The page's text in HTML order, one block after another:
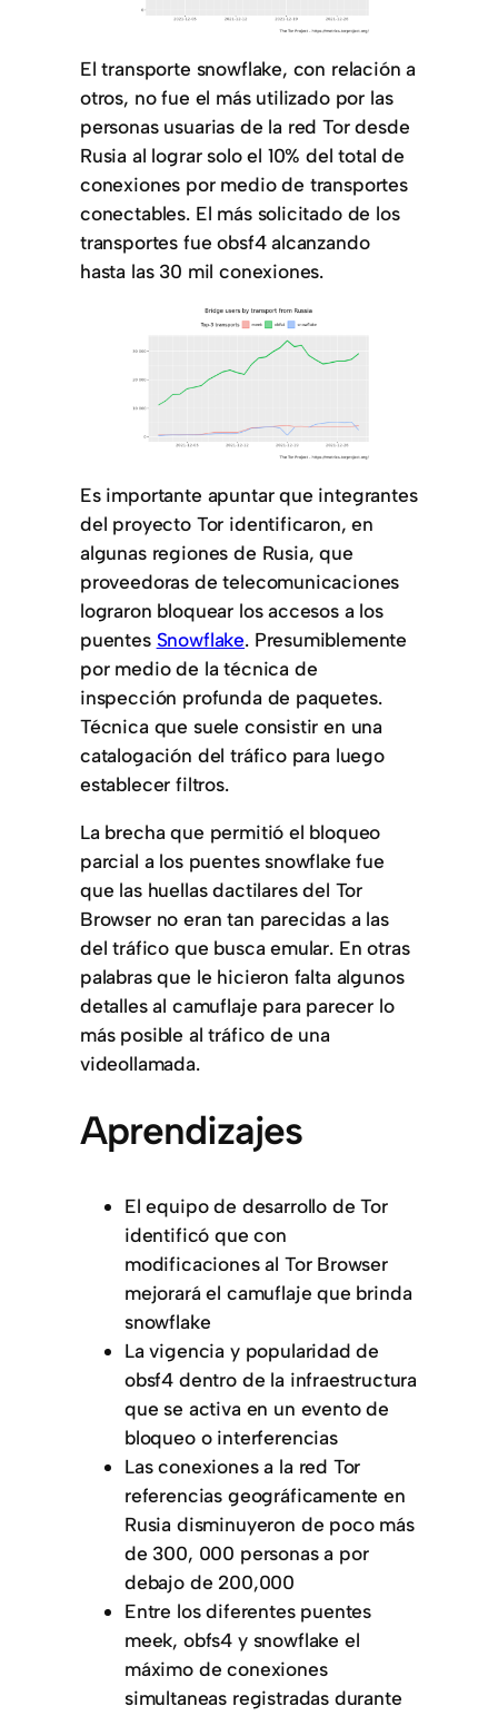
El transporte snowflake, con relación a
otros, no fue el más utilizado por las
personas usuarias de la red Tor desde
Rusia al lograr solo el 10% del total de
conexiones por medio de transportes
conectables. El más solicitado de los
transportes fue obsf4 alcanzando
hasta las 30 mil conexiones.
Es importante apuntar que integrantes
del proyecto Tor identificaron, en
algunas regiones de Rusia, que
proveedoras de telecomunicaciones
lograron bloquear los accesos a los
puentes Snowflake. Presumiblemente
por medio de la técnica de
inspección profunda de paquetes.
Técnica que suele consistir en una
catalogación del tráfico para luego
establecer filtros.
La brecha que permitió el bloqueo
parcial a los puentes snowflake fue
que las huellas dactilares del Tor
Browser no eran tan parecidas a las
del tráfico que busca emular. En otras
palabras que le hicieron falta algunos
detalles al camuflaje para parecer lo
más posible al tráfico de una
videollamada.
Aprendizajes
El equipo de desarrollo de Tor
identificó que con
modificaciones al Tor Browser
mejorará el camuflaje que brinda
snowflake
La vigencia y popularidad de
obsf4 dentro de la infraestructura
que se activa en un evento de
bloqueo o interferencias
Las conexiones a la red Tor
referencias geográficamente en
Rusia disminuyeron de poco más
de 300, 000 personas a por
debajo de 200,000
Entre los diferentes puentes
meek, obfs4 y snowflake el
máximo de conexiones
simultaneas registradas durante